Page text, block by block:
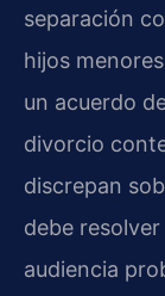
separación
hijos
un acuerdo
divorcio
discrepan
debe
audiencia